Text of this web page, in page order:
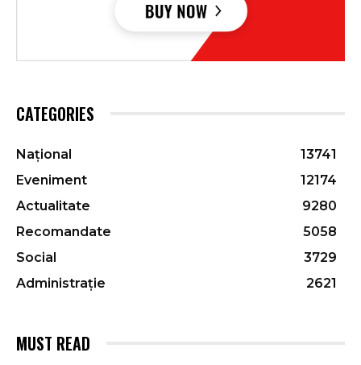
CATEGORIES
Național
13741
Eveniment
12174
Actualitate
9280
Recomandate
5058
Social
3729
Administrație
2621
MUST READ